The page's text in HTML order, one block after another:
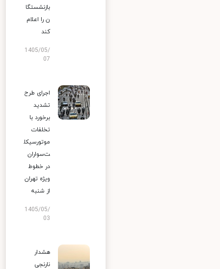
بازنشستگا
ن را اعلام
کند
1405/05/
07
اجرای طرح
تشدید
برخورد با
تخلفات
موتورسیکل
ت‌سواران
در خطوط
ویژه تهران
از شنبه
1405/05/
03
هشدار
نارنجی